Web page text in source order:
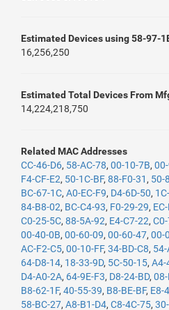
Estimated Devices using 58-97-
16,256,250
Estimated Total Devices From
14,224,218,750
Related MAC Addresses
CC-46-D6, 58-AC-78, 00-10-7B,
F4-CF-E2, 50-1C-BF, 88-F0-31 , 50-
BC-67-1C, A0-EC-F9, D4-6D-50,
84-B8-02, BC-C4-93, F0-29-29,
C0-25-5C, 88-5A-92, E4-C7-22,
00-40-0B, 00-60-09, 00-60-47, 00-
AC-F2-C5, 00-10-FF, 34-BD-C8,
64-D8-14, 18-33-9D, 5C-50-15, A4-
D4-A0-2A, 64-9E-F3, D8-24-BD, 08-
B8-62-1F, 40-55-39, B8-BE-BF, E8-
58-BC-27, A8-B1-D4, C8-4C-75,